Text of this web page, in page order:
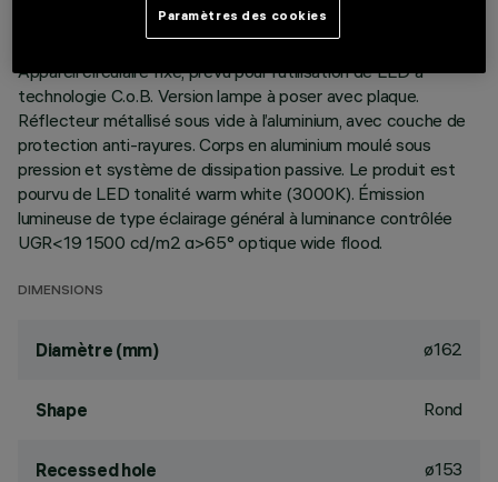
Appareil circulaire fixe, prévu pour l’utilisation de LED à
technologie C.o.B. Version lampe à poser avec plaque.
Réflecteur métallisé sous vide à l’aluminium, avec couche de
protection anti-rayures. Corps en aluminium moulé sous
pression et système de dissipation passive. Le produit est
pourvu de LED tonalité warm white (3000K). Émission
lumineuse de type éclairage général à luminance contrôlée
UGR<19 1500 cd/m2 α>65° optique wide flood.
DIMENSIONS
Diamètre (mm) ø162
Shape Rond
Recessed hole
ø153
Paramètres des cookies